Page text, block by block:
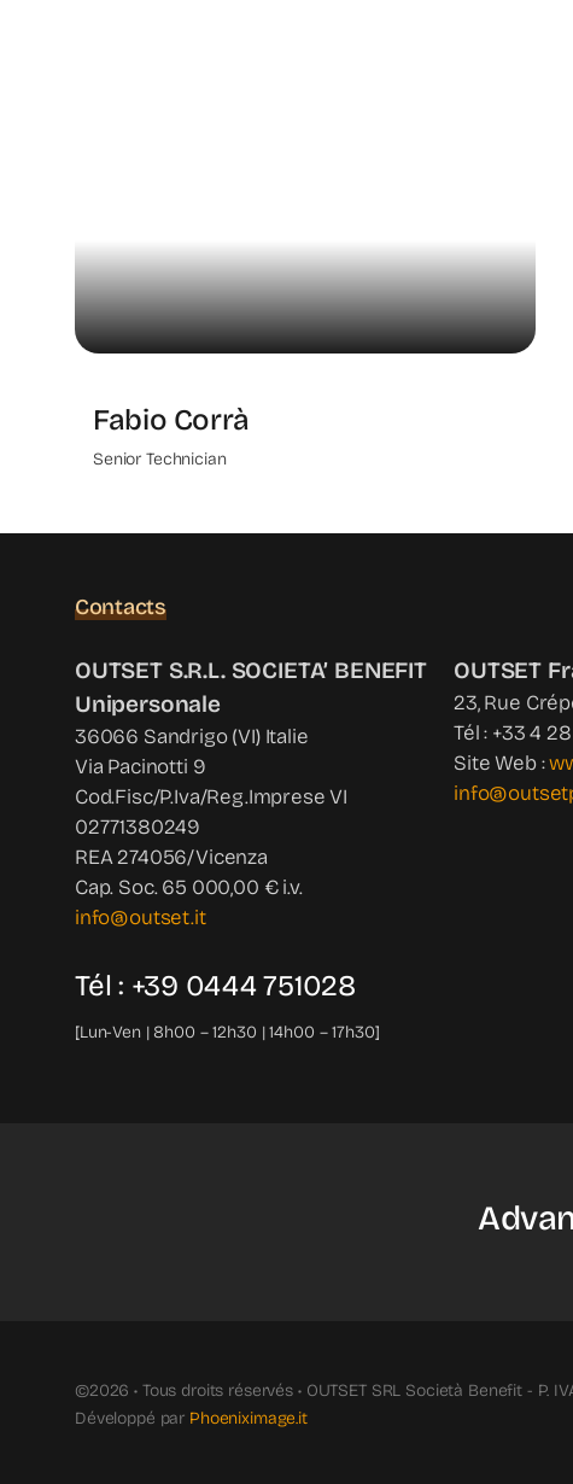
Fabio Corrà
Senior Technician
Contacts
OUTSET S.R.L. SOCIETA’ BENEFIT
Unipersonale
36066 Sandrigo (VI) Italie
Via Pacinotti 9
Cod.Fisc/P.Iva/Reg.Imprese VI
02771380249
REA 274056/Vicenza
Cap. Soc. 65 000,00 € i.v.
info@outset.it
Tél : +39 0444 751028
[Lun-Ven | 8h00 – 12h30 | 14h00 – 17h30]
OUTSET
23, Rue
Tél : +33 4
Site Web :
©2026 • Tous droits réservés • OUTSET SRL Società Benefit - P.
Développé par Phoeniximage.it